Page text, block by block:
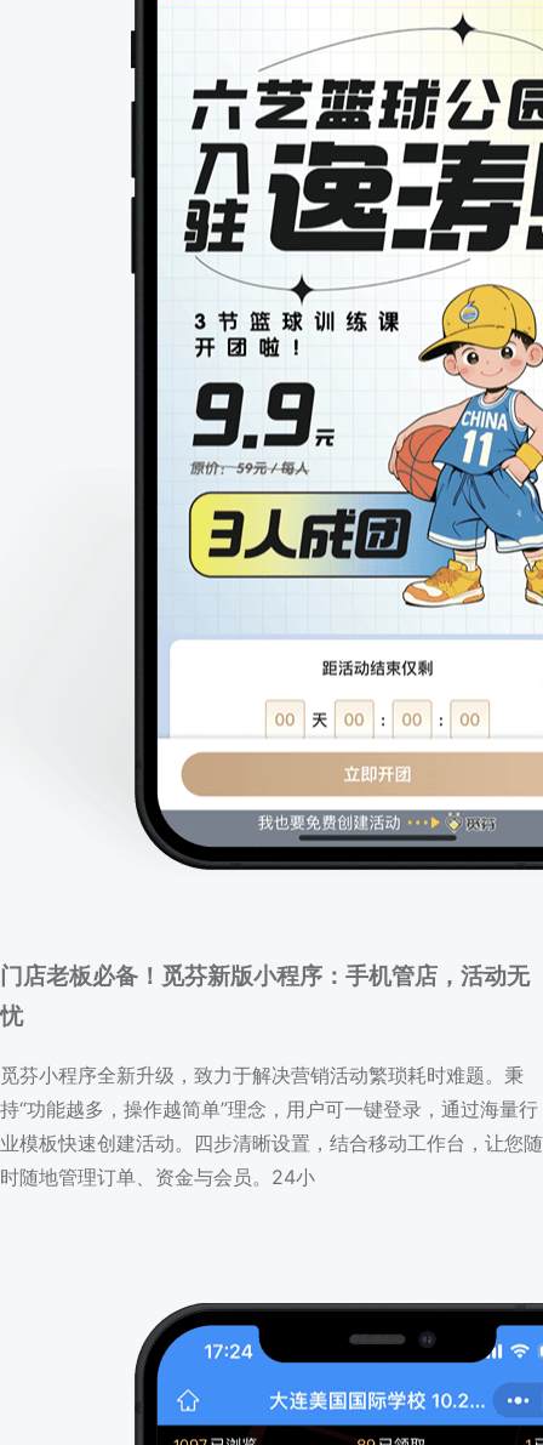
门店老板必备！觅芬新版小程序：手机管店，活动无
忧
觅芬小程序全新升级，致力于解决营销活动繁琐耗时难题。秉
持“功能越多，操作越简单”理念，用户可一键登录，通过海量行
业模板快速创建活动。四步清晰设置，结合移动工作台，让您随
时随地管理订单、资金与会员。24小